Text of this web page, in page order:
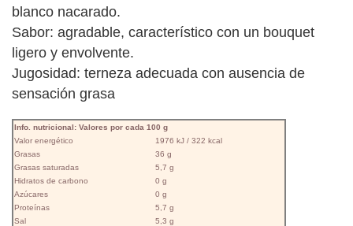
blanco nacarado.
Sabor: agradable, característico con un bouquet
ligero y envolvente.
Jugosidad: terneza adecuada con ausencia de
sensación grasa
Info. nutricional: Valores por cada 100 g
Valor energético
1976 kJ / 322 kcal
Grasas
36 g
Grasas saturadas
5,7 g
Hidratos de carbono
0 g
Azúcares
0 g
Proteínas
5,7 g
Sal
5,3 g